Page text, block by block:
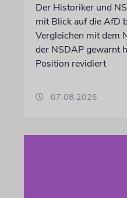
Der Historiker und
mit Blick auf die AfD
Vergleichen mit dem
der NSDAP gewarnt
Position revidiert
07.08.2026